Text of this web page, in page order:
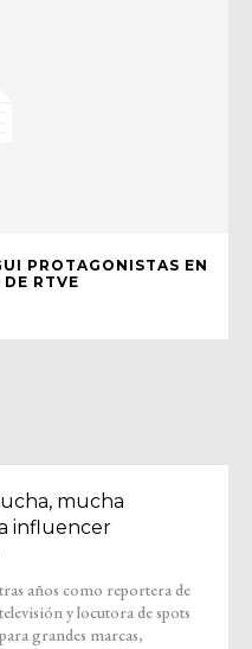
PROTAGONISTAS EN
RTVE
mucha
influencer